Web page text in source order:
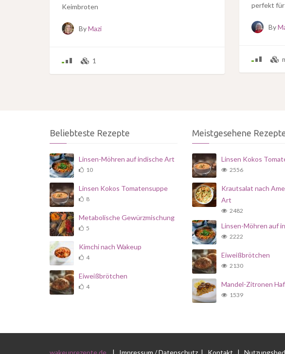
Keimbroten
ByMazi
1
perfekt für
By
Beliebteste Rezepte
Linsen-Möhren auf indische Art
10
Linsen Kokos Tomatensuppe
8
Metabolische Gewürzmischung
5
Kimchi nach Wakeup
4
Eiweißbrötchen
4
Meistgesehene
Linsen Kokos
2556
Krautsalat nach
Art
2482
Linsen-Möhren auf
2222
Eiweißbrötchen
2130
Mandel-Zitronen
1539
wakeuprezepte.de | Impressum / Datenschutz | Kontakt |